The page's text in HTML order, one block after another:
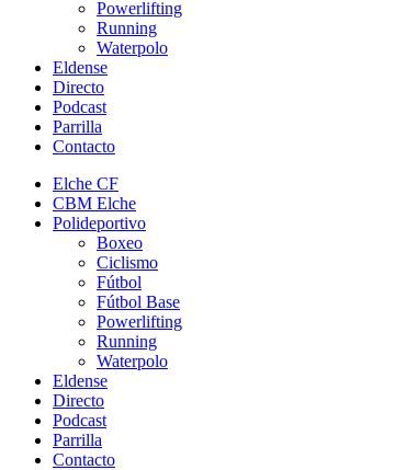
Powerlifting
Running
Waterpolo
Eldense
Directo
Podcast
Parrilla
Contacto
Elche CF
CBM Elche
Polideportivo
Boxeo
Ciclismo
Fútbol
Fútbol Base
Powerlifting
Running
Waterpolo
Eldense
Directo
Podcast
Parrilla
Contacto